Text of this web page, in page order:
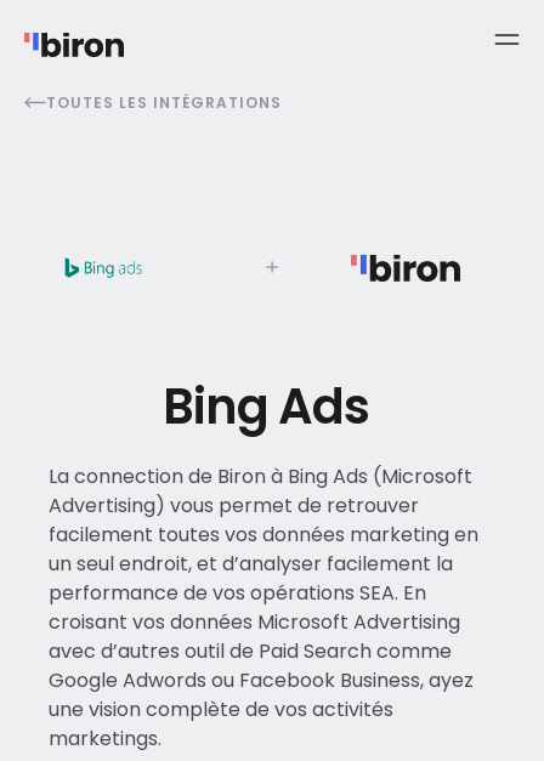
TOUTES LES INTÉGRATIONS
Bing Ads
La connection de Biron à Bing Ads (Microsoft
Advertising) vous permet de retrouver
facilement toutes vos données marketing en
un seul endroit, et d’analyser facilement la
performance de vos opérations SEA. En
croisant vos données Microsoft Advertising
avec d’autres outil de Paid Search comme
Google Adwords ou Facebook Business, ayez
une vision complète de vos activités
marketings.